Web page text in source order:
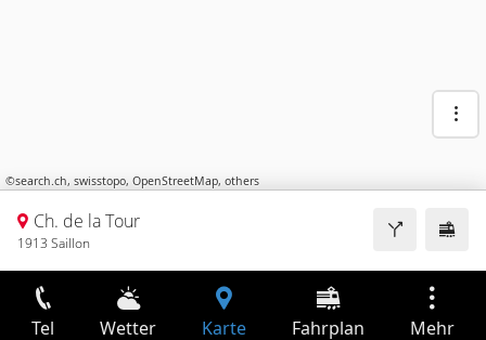
©search.ch, swisstopo, OpenStreetMap, others
Ch. de la Tour
1913 Saillon
Tel Wetter Karte Fahrplan Mehr